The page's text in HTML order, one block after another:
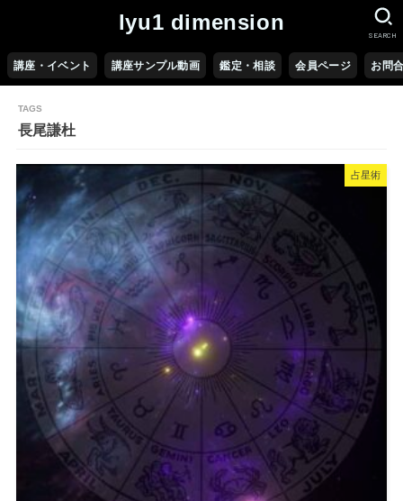
lyu1 dimension
講座・イベント 講座サンプル動画 鑑定・相談 会員ページ お問
SEARCH
長尾謙杜
占星術